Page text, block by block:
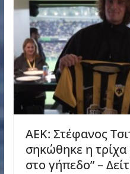
AEK: Στέφανος
σηκώθηκε η
στο γήπεδο” –